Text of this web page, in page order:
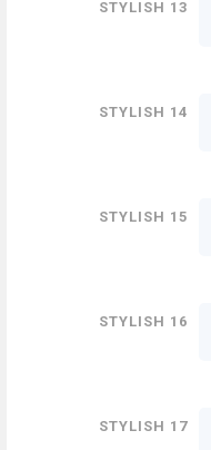
Stylish 14
Stylish 15
Stylish 16
Stylish 17